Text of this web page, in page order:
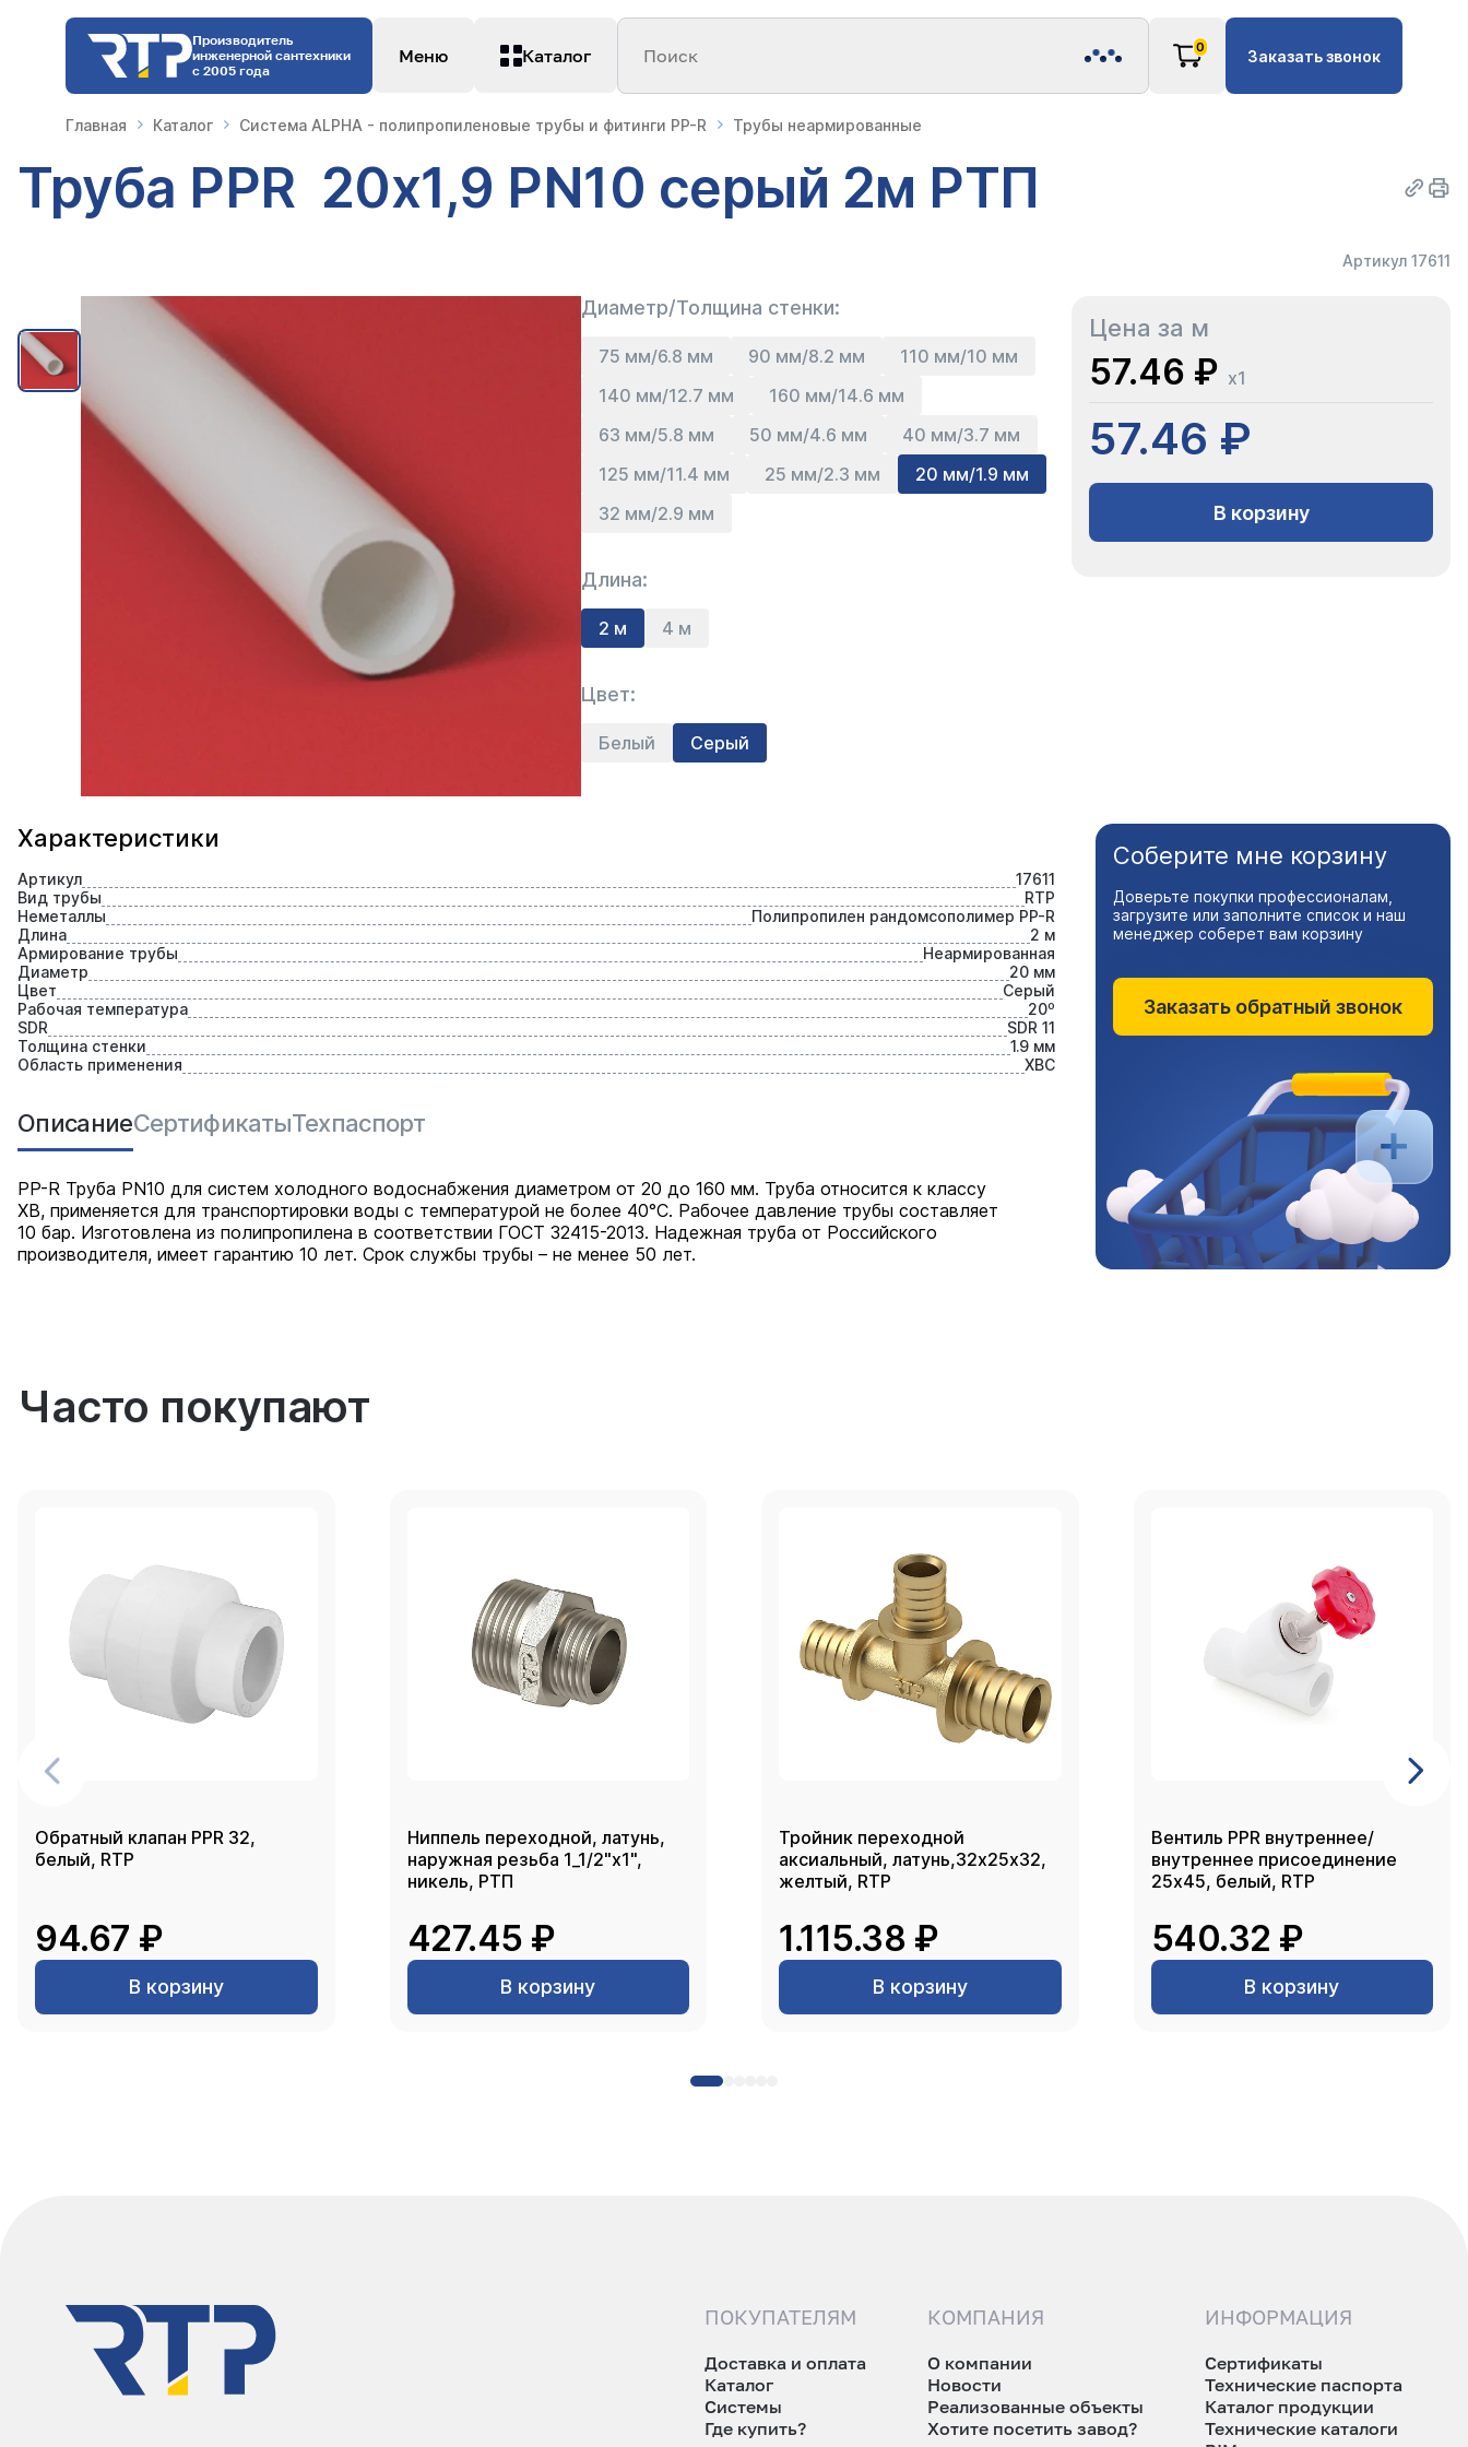
Производитель
инженерной сантехники
с 2005 года
Меню Каталог Поиск 0 Заказать звонок
Главная Каталог Система ALPHA - полипропиленовые трубы и фитинги PP-R Трубы неармированные
Труба PPR 20х1,9 PN10 серый 2м РТП
Артикул 17611
Диаметр/Толщина стенки:
75 мм/6.8 мм 90 мм/8.2 мм
110 мм/10 мм
140 мм/12.7 мм
160 мм/14.6 мм
63 мм/5.8 мм
50 мм/4.6 мм
40 мм/3.7 мм
125 мм/11.4 мм
25 мм/2.3 мм
20 мм/1.9 мм
32 мм/2.9 мм
Длина:
2 м 4 м
Цвет:
Белый Серый
Цена за м
57.46 ₽ x1
57.46 ₽
В корзину
Характеристики
Артикул
17611
Вид трубы
RTP
Неметаллы
Полипропилен рандомсополимер PP-R
Длина
2 м
Армирование трубы
Неармированная
Диаметр
20 мм
Цвет
Серый
Рабочая температура
20⁰
SDR
SDR 11
Толщина стенки
1.9 мм
Область применения
ХВС
ОписаниеСертификатыТехпаспорт
PP-R Труба PN10 для систем холодного водоснабжения диаметром от 20 до 160 мм. Труба относится к классу
ХВ, применяется для транспортировки воды с температурой не более 40°С. Рабочее давление трубы составляет
10 бар. Изготовлена из полипропилена в соответствии ГОСТ 32415-2013. Надежная труба от Российского
производителя, имеет гарантию 10 лет. Срок службы трубы – не менее 50 лет.
Соберите мне корзину
Доверьте покупки профессионалам,
загрузите или заполните список и наш
менеджер соберет вам корзину
Заказать обратный звонок
Часто покупают
Обратный клапан PPR 32,
белый, RTP
94.67 ₽
В корзину
Ниппель переходной, латунь,
наружная резьба 1_1/2"х1",
никель, РТП
427.45 ₽
В корзину
Тройник переходной
аксиальный, латунь,32х25х32,
желтый, RTP
1.115.38 ₽
В корзину
Вентиль PPR внутреннее/
внутреннее присоединение
25х45, белый, RTP
540.32 ₽
В корзину
ПОКУПАТЕЛЯМ
Доставка и оплата
Каталог
Системы
Где купить?
КОМПАНИЯ
О компании
Новости
Реализованные объекты
Хотите посетить завод?
ИНФОРМАЦИЯ
Сертификаты
Технические паспорта
Каталог продукции
Технические каталоги